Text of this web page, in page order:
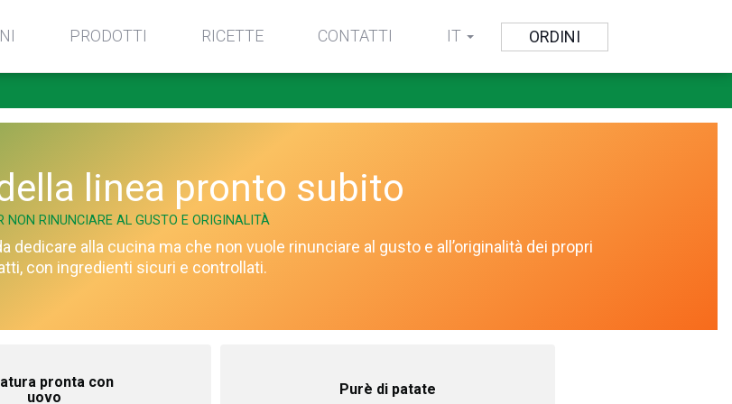
PRODOTTI RICETTE CONTATTI IT ORDINI
linea pronto subito
NON RINUNCIARE AL GUSTO E ORIGINALITÀ
dedicare alla cucina ma che non vuole rinunciare al gusto e all’originalità dei propri
con ingredienti sicuri e controllati.
pronta con
uovo
Purè di patate